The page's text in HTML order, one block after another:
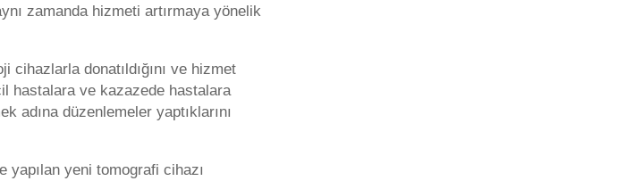
zamanda hizmeti artırmaya yönelik
donatıldığını ve hizmet
hastalara ve kazazede hastalara
adına düzenlemeler yaptıklarını
yapılan yeni tomografi cihazı